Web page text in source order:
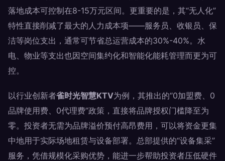
落地成本可控制在8-15万元区间。更重要的是，其“无人化”
特性直接削减了最大的人力成本项——服务员、收银员、保
洁等岗位支出，通常可节省总运营成本的30%-40%。水
电、物业等支出也因空间集约化和智能化能耗管理而更为可
控。
以行业创新者雀时光智慧KTV为例，其推出的“0加盟费、0
品牌使用费、0代理费”政策，直接将品牌授权门槛降至为
零。投资者无需为品牌溢价预付高昂费用，可以将资金更集
中地用于实际场地租赁与设备部署。总部提供的“设备集采”
服务，凭借规模化采购优势，能进一步帮助投资者压低硬件